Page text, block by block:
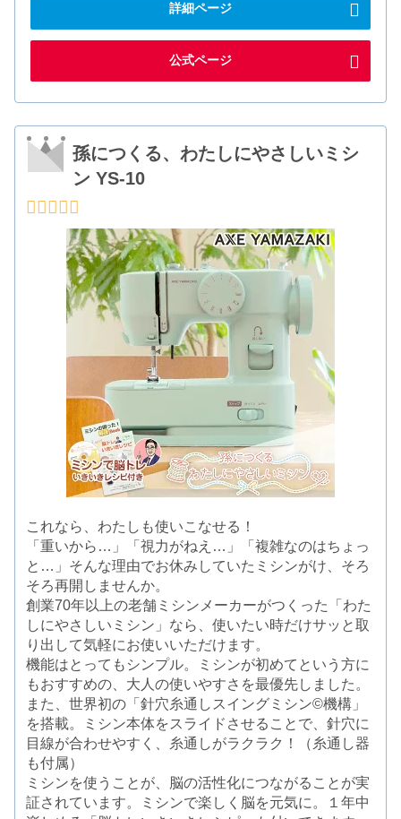
詳細ページ
公式ページ
孫につくる、わたしにやさしいミシ
ン YS-10
これなら、わたしも使いこなせる！
「重いから…」「視力がねえ…」「複雑なのはちょっ
と…」そんな理由でお休みしていたミシンがけ、そろ
そろ再開しませんか。
創業70年以上の老舗ミシンメーカーがつくった「わた
しにやさしいミシン」なら、使いたい時だけサッと取
り出して気軽にお使いいただけます。
機能はとってもシンプル。ミシンが初めてという方に
もおすすめの、大人の使いやすさを最優先しました。
また、世界初の「針穴糸通しスイングミシン©機構」
を搭載。ミシン本体をスライドさせることで、針穴に
目線が合わせやすく、糸通しがラクラク！（糸通し器
も付属）
ミシンを使うことが、脳の活性化につながることが実
証されています。ミシンで楽しく脳を元気に。１年中